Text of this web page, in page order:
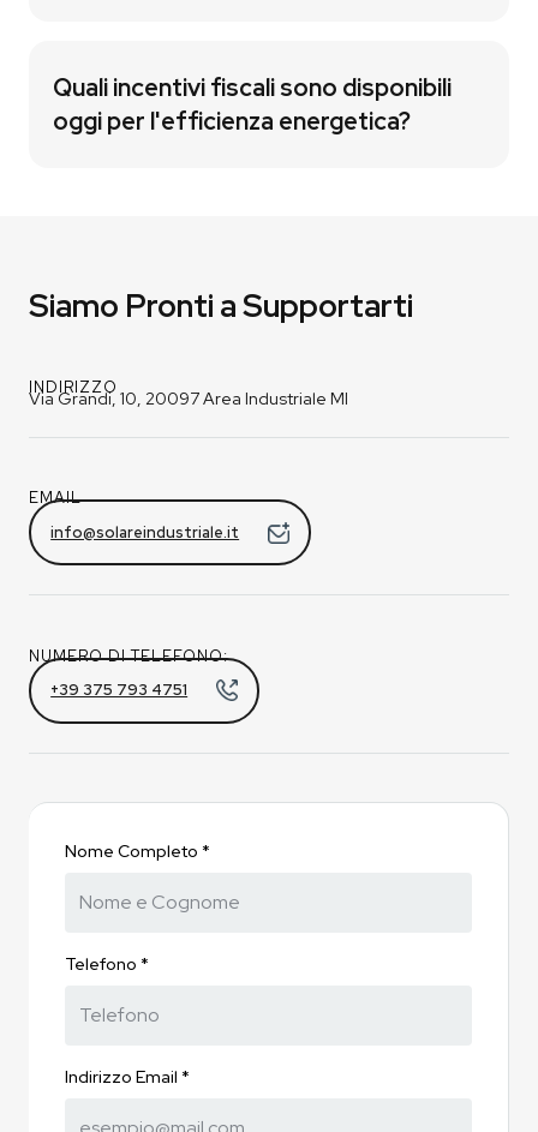
Quali incentivi fiscali sono disponibili
oggi per l'efficienza energetica?
Siamo Pronti a Supportarti
INDIRIZZO
Via Grandi, 10, 20097 Area Industriale MI
EMAIL
info@solareindustriale.it
NUMERO DI TELEFONO:
+39 375 793 4751
Nome Completo *
Telefono *
Indirizzo Email *